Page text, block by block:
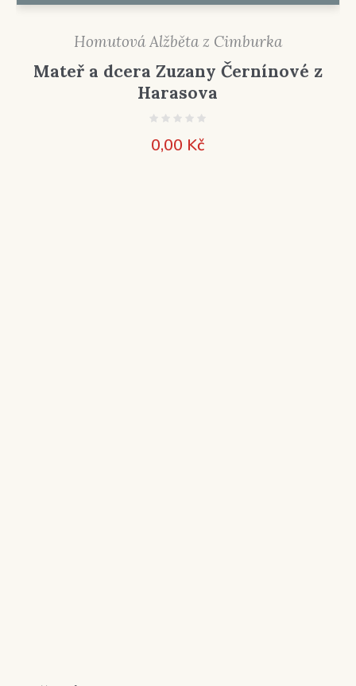
Homutová Alžběta z Cimburka
Mateř a dcera Zuzany Černínové z
Harasova
0,00 Kč